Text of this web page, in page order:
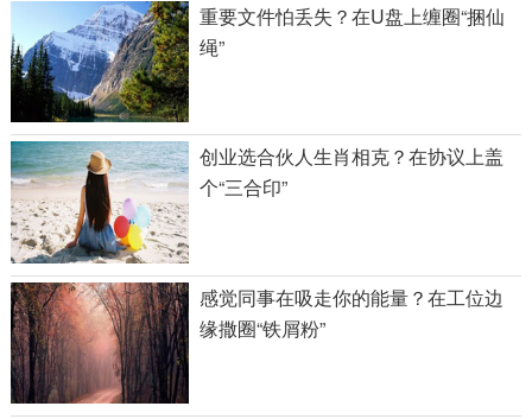
重要文件怕丢失？在U盘上缠圈“捆仙
绳”
创业选合伙人生肖相克？在协议上盖
个“三合印”
感觉同事在吸走你的能量？在工位边
缘撒圈“铁屑粉”